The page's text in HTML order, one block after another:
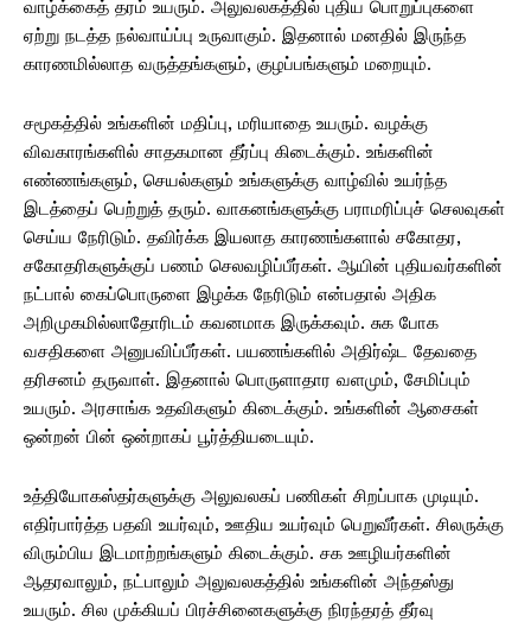
வாழ்க்கைத் தரம் உயரும். அலுவலகத்தில் புதிய பொறுப்புகளை
ஏற்று நடத்த நல்வாய்ப்பு உருவாகும். இதனால் மனதில் இருந்த
காரணமில்லாத வருத்தங்களும், குழப்பங்களும் மறையும்.
சமூகத்தில் உங்களின் மதிப்பு, மரியாதை உயரும். வழக்கு
விவகாரங்களில் சாதகமான தீர்ப்பு கிடைக்கும். உங்களின்
எண்ணங்களும், செயல்களும் உங்களுக்கு வாழ்வில் உயர்ந்த
இடத்தைப் பெற்றுத் தரும். வாகனங்களுக்கு பராமரிப்புச் செலவுகள்
செய்ய நேரிடும். தவிர்க்க இயலாத காரணங்களால் சகோதர,
சகோதரிகளுக்குப் பணம் செலவழிப்பீர்கள். ஆயின் புதியவர்களின்
நட்பால் கைப்பொருளை இழக்க நேரிடும் என்பதால் அதிக
அறிமுகமில்லாதோரிடம் கவனமாக இருக்கவும். சுக போக
வசதிகளை அனுபவிப்பீர்கள். பயணங்களில் அதிர்ஷ்ட தேவதை
தரிசனம் தருவாள். இதனால் பொருளாதார வளமும், சேமிப்பும்
உயரும். அரசாங்க உதவிகளும் கிடைக்கும். உங்களின் ஆசைகள்
ஒன்றன் பின் ஒன்றாகப் பூர்த்தியடையும்.
உத்தியோகஸ்தர்களுக்கு அலுவலகப் பணிகள் சிறப்பாக முடியும்.
எதிர்பார்த்த பதவி உயர்வும், ஊதிய உயர்வும் பெறுவீர்கள். சிலருக்கு
விரும்பிய இடமாற்றங்களும் கிடைக்கும். சக ஊழியர்களின்
ஆதரவாலும், நட்பாலும் அலுவலகத்தில் உங்களின் அந்தஸ்து
உயரும். சில முக்கியப் பிரச்சினைகளுக்கு நிரந்தரத் தீர்வு